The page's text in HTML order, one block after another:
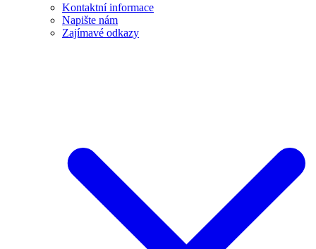
Kontaktní informace
Napište nám
Zajímavé odkazy